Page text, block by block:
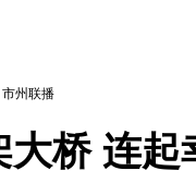
市州联播
桥 连起